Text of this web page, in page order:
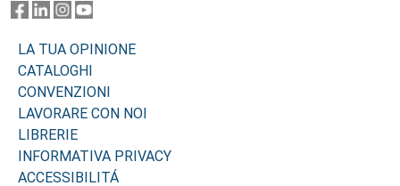
LA TUA OPINIONE
CATALOGHI
CONVENZIONI
LAVORARE CON NOI
LIBRERIE
INFORMATIVA PRIVACY
ACCESSIBILITÁ